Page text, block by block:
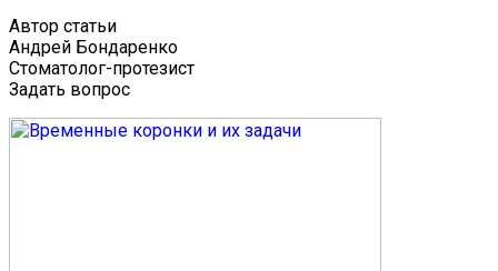
Автор статьи
Андрей Бондаренко
Стоматолог-протезист
Задать вопрос